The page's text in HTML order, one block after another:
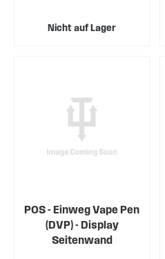
Nicht auf Lager
POS - Einweg Vape Pen
(DVP) - Display
Seitenwand